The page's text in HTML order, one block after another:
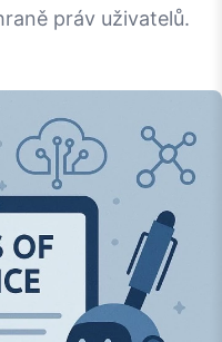
práv uživatelů.